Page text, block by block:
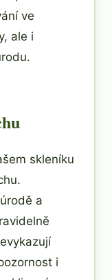
ve
ale i
skleníku
a
i